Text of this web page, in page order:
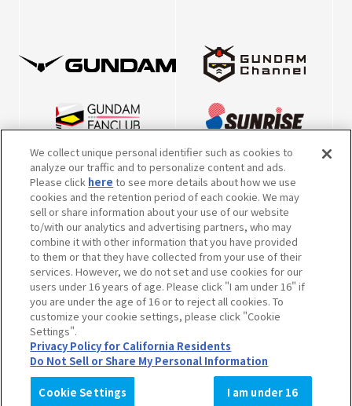
※英表記につきまして、2022年10月5日より、一部キャラクター・メカの表
記を本公式サイト掲載の内容で統一させていただきました。
※内容および画像の転載はお断りいたします。
お問い合せ先はこちらをご覧ください。
作品情報について
会社情報について
クッキーの設定
We collect unique personal identifier such as cookies to
analyze our traffic and to personalize content and ads.
Please click here to see more details about how we use
cookies and the retention period of each cookie. We may
sell or share information about your use of our website
to/with our analytics and advertising partners, who may
combine it with other information that you have provided
to them or that they have collected from your use of their
services. However, we do not set and use cookies for our
users under 16 years of age. Please click "I am under 16" if
you are under the age of 16 or to reject all cookies. To
customize your cookie settings, please click "Cookie
Settings".
Privacy Policy for California Residents
Do Not Sell or Share My Personal Information
Cookie Settings I am under 16